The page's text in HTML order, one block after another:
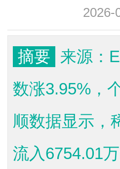
2026-
摘要
来源：
数涨3.95%，
顺数据显示，
流入6754.01